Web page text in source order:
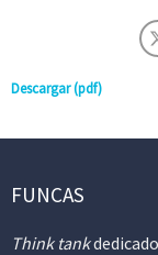
Descargar (pdf)
FUNCAS
Think tank